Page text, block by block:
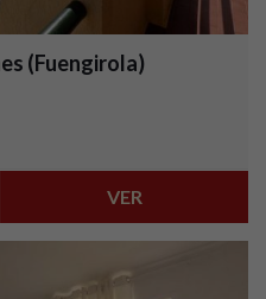
(Fuengirola)
VER